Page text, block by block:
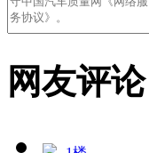
网友评论